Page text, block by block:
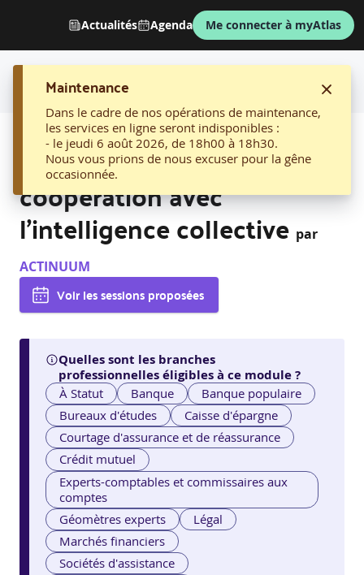
Actualités Agenda Me connecter à myAtlas
Maintenance
Dans le cadre de nos opérations de maintenance,
les services en ligne seront indisponibles :
- le jeudi 6 août 2026, de 18h00 à 18h30.
Nous vous prions de nous excuser pour la gêne
occasionnée.
AFFICHER LE FIL D'ARIANE
10. Développer la
coopération avec
l’intelligence collective par
ACTINUUM
Voir les sessions proposées
Quelles sont les branches
professionnelles éligibles à ce module ?
À Statut Banque
Banque populaire
Bureaux d'études
Caisse d'épargne
Courtage d'assurance et de réassurance
Crédit mutuel
Experts-comptables et commissaires aux
comptes
Géomètres experts
Légal
Marchés financiers
Sociétés d'assistance